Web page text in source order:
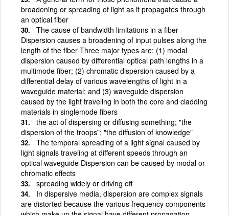
broadening or spreading of light as it propagates through
an optical fiber
The cause of bandwidth limitations in a fiber
Dispersion causes a broadening of input pulses along the
length of the fiber Three major types are: (1) modal
dispersion caused by differential optical path lengths in a
multimode fiber; (2) chromatic dispersion caused by a
differential delay of various wavelengths of light in a
waveguide material; and (3) waveguide dispersion
caused by the light traveling in both the core and cladding
materials in singlemode fibers
the act of dispersing or diffusing something; "the
dispersion of the troops"; "the diffusion of knowledge"
The temporal spreading of a light signal caused by
light signals traveling at different speeds through an
optical waveguide Dispersion can be caused by modal or
chromatic effects
spreading widely or driving off
In dispersive media, dispersion are complex signals
are distorted because the various frequency components